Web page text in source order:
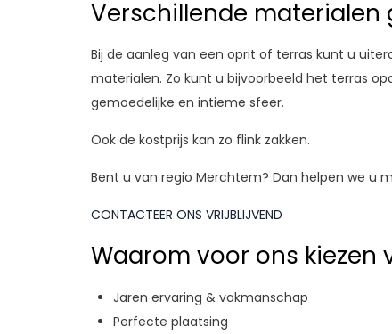
Verschillende materialen
Bij de aanleg van een oprit of terras kunt u
materialen. Zo kunt u bijvoorbeeld het terras
gemoedelijke en intieme sfeer.
Ook de kostprijs kan zo flink zakken.
Bent u van regio Merchtem? Dan helpen we u
CONTACTEER ONS VRIJBLIJVEND
Waarom voor ons
Jaren ervaring & vakmanschap
Perfecte plaatsing